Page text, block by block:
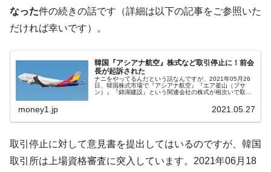
『Money1』
韓国「信用赦免を何回やっても、何回やっ
ても」⇒ 257万人赦免したのに60万人がまた延滞者に転
落！
『Money1』
韓国K9専用砲弾･装薬自動供給装甲車両･珍
兵器「K10」が改良に乗り出す。
『Money1』
韓国「2026年07月の輸出入」絶好調。半導
体だけで410億ドル、輸出全体の41％もある
【韓国の外貨準備】2026年07月は4,279億ド
ル。外平債の発行「19.4億ドル」
なった件の続きの話です（詳細は以下の記事をご参照いた
だければ幸いです）。
韓国『アシアナ航空』株式など取引停止に！前会
長が起訴された
ナニをやってるんだという話なんですが、2021年05月26
日、韓国株式市場で『アシアナ航空』『エア釜山（プサ
ン）』『錦湖建設』という関連会社の株式が相次いで取引
money1.jp 2021.05.27
取引停止に対して意見書を提出してはいるのですが、韓国
取引所は上場資格審査に突入しています。2021年06月18